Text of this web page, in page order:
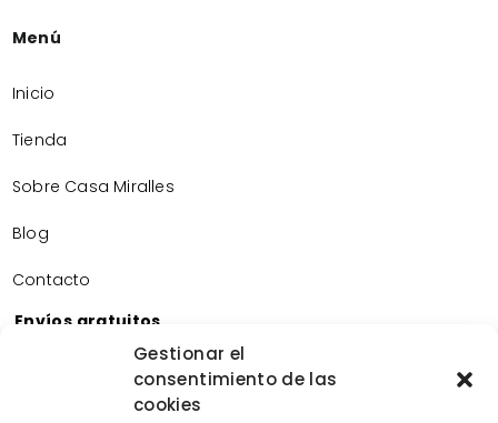
Gestionar el
consentimiento de las
cookies
Menú
Inicio
Tienda
Sobre Casa Miralles
Blog
Contacto
Envíos gratuitos
Envíos gratuitos por la compra de más de 60€.
Devoluciones gratuitas
Devoluciones gratuitas en nuestra tienda física.